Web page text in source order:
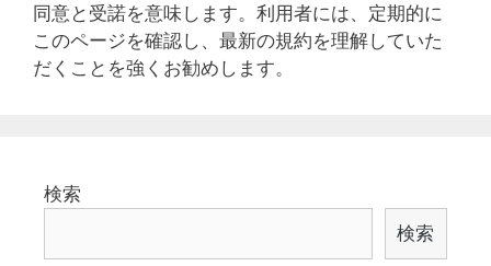
同意と受諾を意味します。利用者には、定期的に
このページを確認し、最新の規約を理解していた
だくことを強くお勧めします。
検索
検索